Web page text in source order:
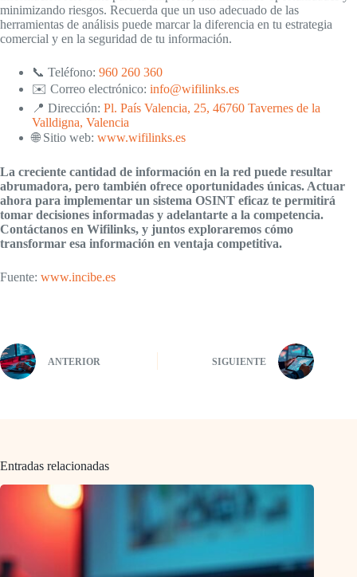
minimizando riesgos. Recuerda que un uso adecuado de las
herramientas de análisis puede marcar la diferencia en tu estrategia
comercial y en la seguridad de tu información.
📞 Teléfono: 960 260 360
✉️ Correo electrónico: info@wifilinks.es
📍 Dirección: Pl. País Valencia, 25, 46760 Tavernes de la
Valldigna, Valencia
🌐 Sitio web: www.wifilinks.es
La creciente cantidad de información en la red puede resultar
abrumadora, pero también ofrece oportunidades únicas. Actuar
ahora para implementar un sistema OSINT eficaz te permitirá
tomar decisiones informadas y adelantarte a la competencia.
Contáctanos en Wifilinks, y juntos exploraremos cómo
transformar esa información en ventaja competitiva.
Fuente: www.incibe.es
ANTERIOR SIGUIENTE
Entradas relacionadas